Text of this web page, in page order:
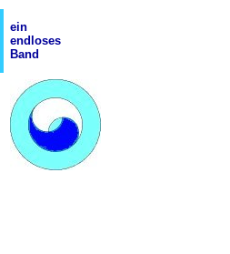
ein
endloses
Band